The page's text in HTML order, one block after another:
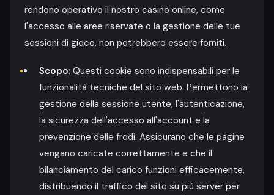
rendono operativo il nostro casinò online, come
l'accesso alle aree riservate o la gestione delle tue
sessioni di gioco, non potrebbero essere forniti.
Scopo: Questi cookie sono indispensabili per le
funzionalità tecniche del sito web. Permettono la
gestione della sessione utente, l'autenticazione,
la sicurezza dell'accesso all'account e la
prevenzione delle frodi. Assicurano che le pagine
vengano caricate correttamente e che il
bilanciamento del carico funzioni efficacemente,
distribuendo il traffico del sito su più server per